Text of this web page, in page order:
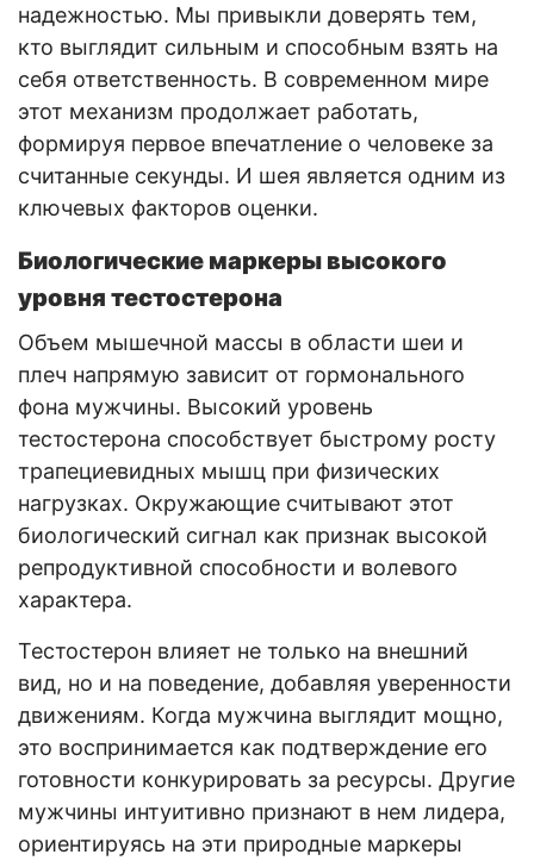
надежностью. Мы привыкли доверять тем,
кто выглядит сильным и способным взять на
себя ответственность. В современном мире
этот механизм продолжает работать,
формируя первое впечатление о человеке за
считанные секунды. И шея является одним из
ключевых факторов оценки.
Биологические маркеры высокого
уровня тестостерона
Объем мышечной массы в области шеи и
плеч напрямую зависит от гормонального
фона мужчины. Высокий уровень
тестостерона способствует быстрому росту
трапециевидных мышц при физических
нагрузках. Окружающие считывают этот
биологический сигнал как признак высокой
репродуктивной способности и волевого
характера.
Тестостерон влияет не только на внешний
вид, но и на поведение, добавляя уверенности
движениям. Когда мужчина выглядит мощно,
это воспринимается как подтверждение его
готовности конкурировать за ресурсы. Другие
мужчины интуитивно признают в нем лидера,
ориентируясь на эти природные маркеры